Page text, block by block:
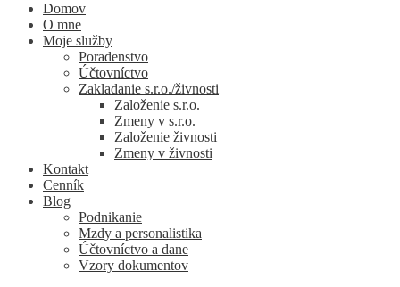
Domov
O mne
Moje služby
Poradenstvo
Účtovníctvo
Zakladanie s.r.o./živnosti
Založenie s.r.o.
Zmeny v s.r.o.
Založenie živnosti
Zmeny v živnosti
Kontakt
Cenník
Blog
Podnikanie
Mzdy a personalistika
Účtovníctvo a dane
Vzory dokumentov